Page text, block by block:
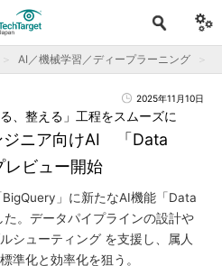
AI／機械学習／ディープラーニング
2025年11月10日
ジニア向けAI 「Data
ビュー開始
、整える」工程をスムーズに
」に新たなAI機能「Data
。データパイプラインの設計や
シューティング を支援し、属人
準化と効率化を狙う。